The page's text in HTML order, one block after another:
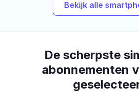
Bekijk alle
De scherpste
abonnementen